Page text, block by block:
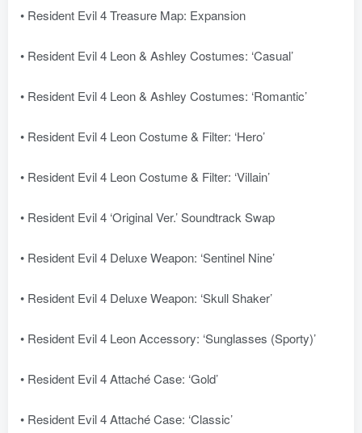
• Resident Evil 4 Treasure Map: Expansion
• Resident Evil 4 Leon & Ashley Costumes: ‘Casual’
• Resident Evil 4 Leon & Ashley Costumes: ‘Romantic’
• Resident Evil 4 Leon Costume & Filter: ‘Hero’
• Resident Evil 4 Leon Costume & Filter: ‘Villain’
• Resident Evil 4 ‘Original Ver.’ Soundtrack Swap
• Resident Evil 4 Deluxe Weapon: ‘Sentinel Nine’
• Resident Evil 4 Deluxe Weapon: ‘Skull Shaker’
• Resident Evil 4 Leon Accessory: ‘Sunglasses (Sporty)’
• Resident Evil 4 Attaché Case: ‘Gold’
• Resident Evil 4 Attaché Case: ‘Classic’